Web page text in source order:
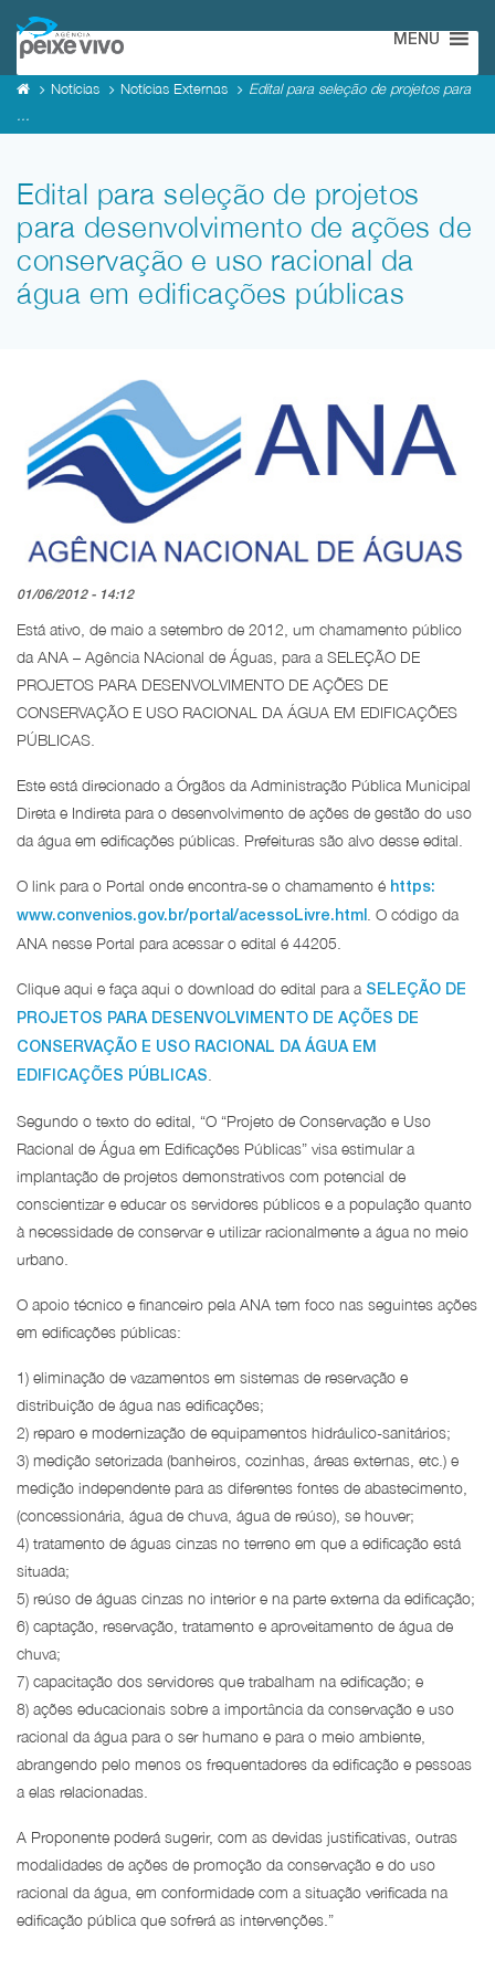
MENU
Notícias Notícias Externas
Edital para seleção de projetos para
...
Edital para seleção de projetos
para desenvolvimento de ações de
conservação e uso racional da
água em edificações públicas
01/06/2012 - 14:12
Está ativo, de maio a setembro de 2012, um chamamento público
da ANA – Agência NAcional de Águas, para a SELEÇÃO DE
PROJETOS PARA DESENVOLVIMENTO DE AÇÕES DE
CONSERVAÇÃO E USO RACIONAL DA ÁGUA EM EDIFICAÇÕES
PÚBLICAS.
Este está direcionado a Órgãos da Administração Pública Municipal
Direta e Indireta para o desenvolvimento de ações de gestão do uso
da água em edificações públicas. Prefeituras são alvo desse edital.
O link para o Portal onde encontra-se o chamamento é https:
www.convenios.gov.br/portal/acessoLivre.html
. O código da
ANA nesse Portal para acessar o edital é 44205.
Clique aqui e faça aqui o download do edital para a SELEÇÃO DE
PROJETOS PARA DESENVOLVIMENTO DE AÇÕES DE
CONSERVAÇÃO E USO RACIONAL DA ÁGUA EM
EDIFICAÇÕES PÚBLICAS
Segundo o texto do edital, “O “Projeto de Conservação e Uso
Racional de Água em Edificações Públicas” visa estimular a
implantação de projetos demonstrativos com potencial de
conscientizar e educar os servidores públicos e a população quanto
à necessidade de conservar e utilizar racionalmente a água no meio
urbano.
O apoio técnico e financeiro pela ANA tem foco nas seguintes ações
em edificações públicas:
1) eliminação de vazamentos em sistemas de reservação e
distribuição de água nas edificações;
2) reparo e modernização de equipamentos hidráulico-sanitários;
3) medição setorizada (banheiros, cozinhas, áreas externas, etc.) e
medição independente para as diferentes fontes de abastecimento,
(concessionária, água de chuva, água de reúso), se houver;
4) tratamento de águas cinzas no terreno em que a edificação está
situada;
5) reúso de águas cinzas no interior e na parte externa da edificação;
6) captação, reservação, tratamento e aproveitamento de água de
chuva;
7) capacitação dos servidores que trabalham na edificação; e
8) ações educacionais sobre a importância da conservação e uso
racional da água para o ser humano e para o meio ambiente,
abrangendo pelo menos os frequentadores da edificação e pessoas
a elas relacionadas.
A Proponente poderá sugerir, com as devidas justificativas, outras
modalidades de ações de promoção da conservação e do uso
racional da água, em conformidade com a situação verificada na
edificação pública que sofrerá as intervenções.”